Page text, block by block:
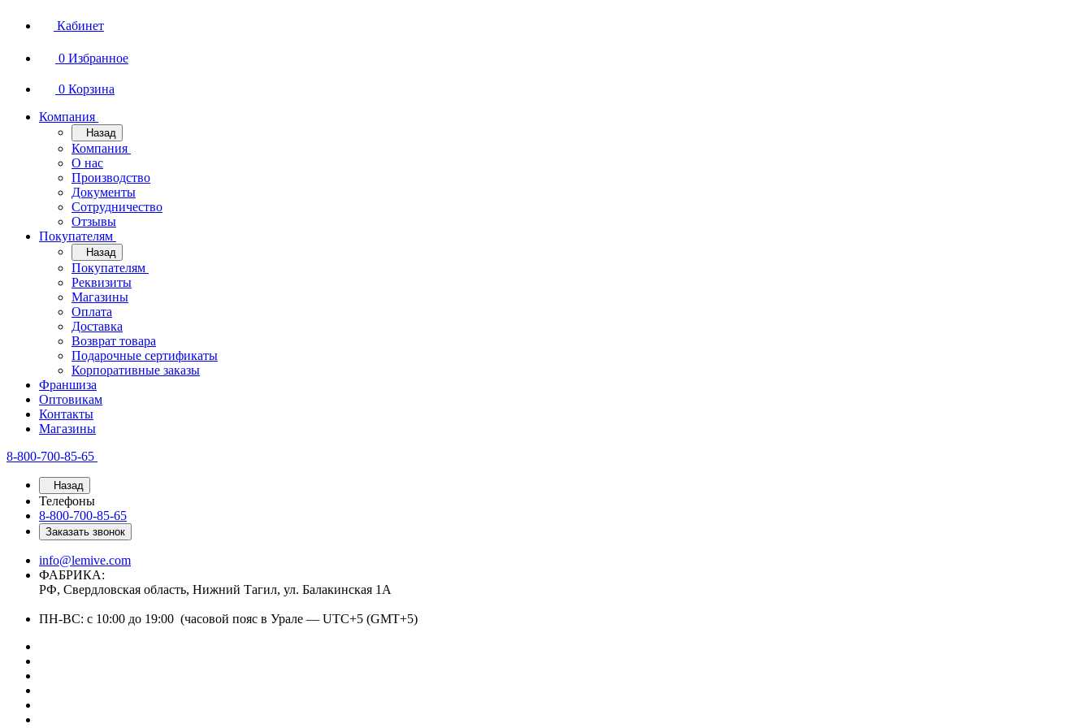
Кабинет
0 Избранное
0 Корзина
Компания
Назад
Компания
О нас
Производство
Документы
Сотрудничество
Отзывы
Покупателям
Назад
Покупателям
Реквизиты
Магазины
Оплата
Доставка
Возврат товара
Подарочные сертификаты
Корпоративные заказы
Франшиза
Оптовикам
Контакты
Магазины
8-800-700-85-65
Назад
Телефоны
8-800-700-85-65
Заказать звонок
info@lemive.com
ФАБРИКА:
РФ, Свердловская область, Нижний Тагил, ул. Балакинская 1А
ПН-ВС: с 10:00 до 19:00 (часовой пояс в Урале — UTC+5 (GMT+5)